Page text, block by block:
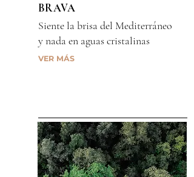
BRAVA
Siente la brisa del Mediterráneo
y nada en aguas cristalinas
VER MÁS